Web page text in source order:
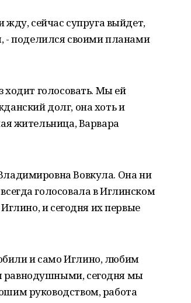
жду, сейчас супруга выйдет,
- поделился своими планами
ходит голосовать. Мы ей
долг, она хоть и
жительница, Варвара
Вовкула. Она ни
голосовала в Иглинском
и сегодня их первые
и само Иглино, любим
равнодушными, сегодня мы
руководством, работа